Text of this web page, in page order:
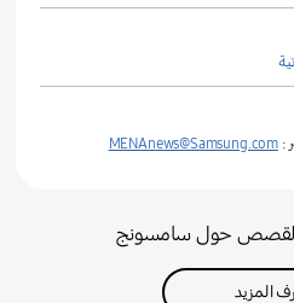
:
MENAnews@Samsung.com
حول سامسونج
المزيد